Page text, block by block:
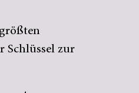
Schlüssel zur